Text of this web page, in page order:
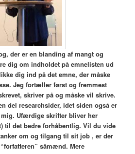
der er en blanding af mangt og
dig om indholdet på emnelisten ud
dig ind på det emne, der måske
Jeg fortæller først og fremmest
skriver på og måske vil skrive.
del researchsider, idet siden også er
Ufærdige skrifter bliver her
til det bedre forhåbentlig. Vil du vide
om og tilgang til sit job , er der
såmænd. Mere